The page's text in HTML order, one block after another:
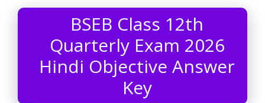
BSEB Class 12th
Quarterly Exam 2026
Hindi Objective Answer
Key